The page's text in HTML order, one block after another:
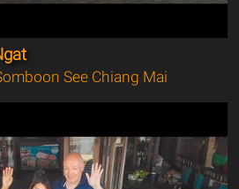
See Chiang Mai